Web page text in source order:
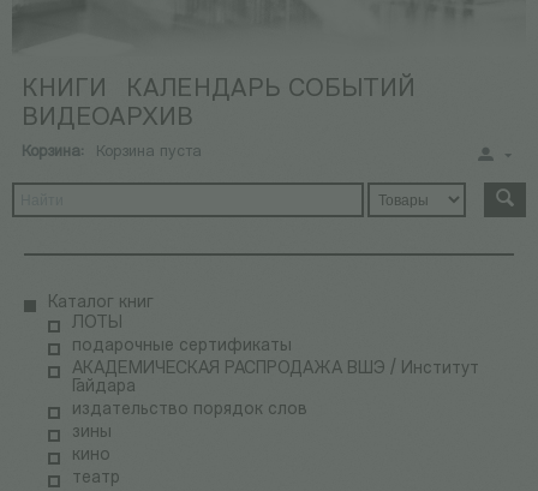
КНИГИ
КАЛЕНДАРЬ СОБЫТИЙ
ВИДЕОАРХИВ
Корзина: Корзина пуста
Каталог книг
ЛОТЫ
подарочные сертификаты
АКАДЕМИЧЕСКАЯ РАСПРОДАЖА ВШЭ / Институт
Гайдара
издательство порядок слов
зины
кино
театр